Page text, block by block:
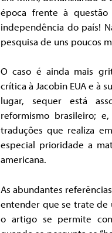
época frente à questão
independência do país!
pesquisa de uns poucos
O caso é ainda mais
crítica à Jacobin EUA e à
lugar, sequer está
reformismo brasileiro;
traduções que realiza
especial prioridade a
americana.
As abundantes
entender que se trate de
o artigo se permite